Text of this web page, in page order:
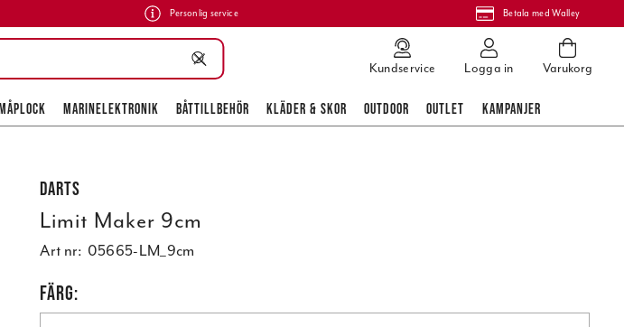
Personlig service Betala med Walley
Kundservice Logga in Varukorg
MARINELEKTRONIK BÅTTILLBEHÖR KLÄDER & SKOR OUTDOOR OUTLET KAMPANJER
Darts
Limit Maker 9cm
Art nr: 05665-LM_9cm
FÄRG: